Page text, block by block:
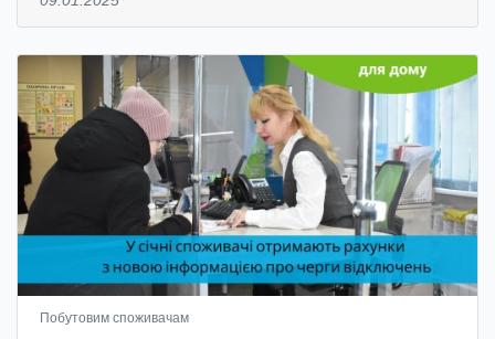
Побутовим споживачам